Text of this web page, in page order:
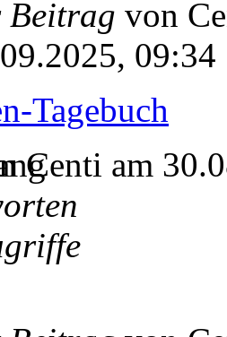
Beitrag von
09:34
Tagebuch
Centi am